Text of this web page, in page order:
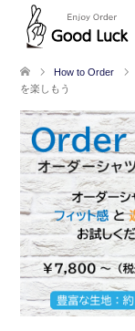
How to Order
を楽しもう